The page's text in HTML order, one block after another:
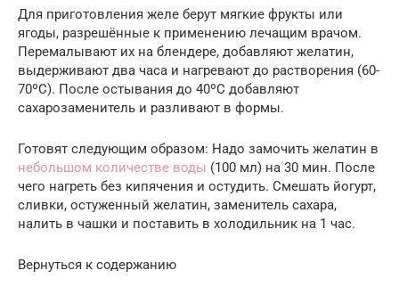
Для приготовления желе берут мягкие фрукты или
ягоды, разрешённые к применению лечащим врачом.
Перемалывают их на блендере, добавляют желатин,
выдерживают два часа и нагревают до растворения (60-
70ºC). После остывания до 40ºC добавляют
сахарозаменитель и разливают в формы.
Готовят следующим образом: Надо замочить желатин в
небольшом количестве воды (100 мл) на 30 мин. После
чего нагреть без кипячения и остудить. Смешать йогурт,
сливки, остуженный желатин, заменитель сахара,
налить в чашки и поставить в холодильник на 1 час.
Вернуться к содержанию